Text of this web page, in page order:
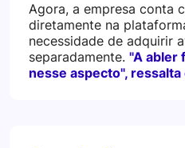
Agora, a empresa conta
diretamente na
necessidade de adquirir
separadamente. "A abler
nesse aspecto", ressalta